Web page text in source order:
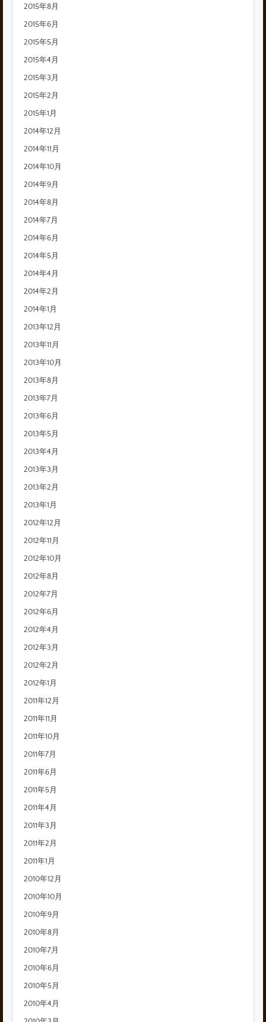
2015年8月
2015年6月
2015年5月
2015年4月
2015年3月
2015年2月
2015年1月
2014年12月
2014年11月
2014年10月
2014年9月
2014年8月
2014年7月
2014年6月
2014年5月
2014年4月
2014年2月
2014年1月
2013年12月
2013年11月
2013年10月
2013年8月
2013年7月
2013年6月
2013年5月
2013年4月
2013年3月
2013年2月
2013年1月
2012年12月
2012年11月
2012年10月
2012年8月
2012年7月
2012年6月
2012年4月
2012年3月
2012年2月
2012年1月
2011年12月
2011年11月
2011年10月
2011年7月
2011年6月
2011年5月
2011年4月
2011年3月
2011年2月
2011年1月
2010年12月
2010年10月
2010年9月
2010年8月
2010年7月
2010年6月
2010年5月
2010年4月